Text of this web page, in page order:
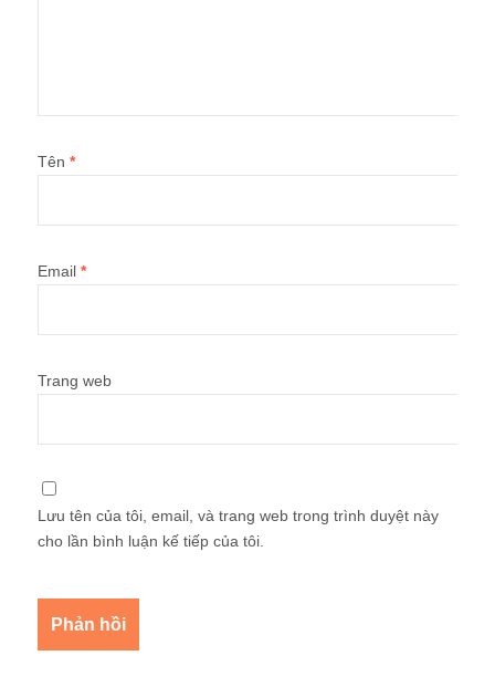
Tên *
Email *
Trang web
Lưu tên của tôi, email, và trang web trong trình duyệt này
cho lần bình luận kế tiếp của tôi.